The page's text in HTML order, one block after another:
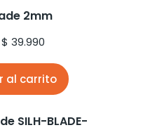
2mm
$ 39.990
al carrito
SILH-BLADE-